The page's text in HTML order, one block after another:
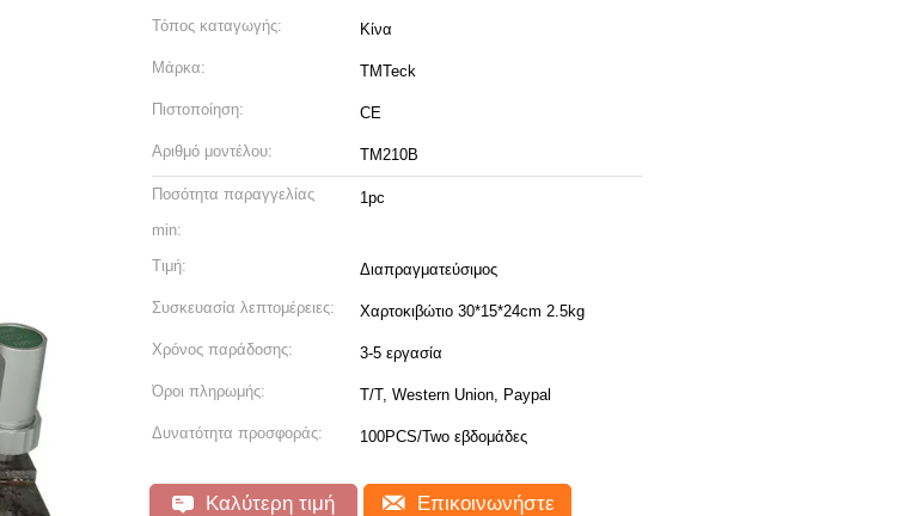
Τόπος καταγωγής: Κίνα
Μάρκα: TMTeck
Πιστοποίηση: CE
Αριθμό μοντέλου: TM210B
Ποσότητα παραγγελίας
min:
1pc
Τιμή: Διαπραγματεύσιμος
Συσκευασία λεπτομέρειες: Χαρτοκιβώτιο 30*15*24cm 2.5kg
Χρόνος παράδοσης: 3-5 εργασία
Όροι πληρωμής: T/T, Western Union, Paypal
Δυνατότητα προσφοράς: 100PCS/Two εβδομάδες
Καλύτερη τιμή Επικοινωνήστε